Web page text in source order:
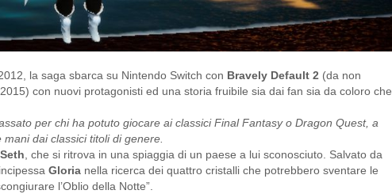
la saga sbarca su Nintendo Switch con Bravely Default 2 (da non
con nuovi protagonisti ed una storia fruibile sia dai fan sia da coloro che
per chi ha potuto giocare ai classici Final Fantasy o Dragon Quest, a
dai classici titoli di genere.
Seth, che si ritrova in una spiaggia di un paese a lui sconosciuto. Salvato da
Gloria nella ricerca dei quattro cristalli che potrebbero sventare le
l’Oblio della Notte”.